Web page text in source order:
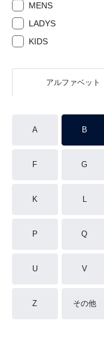
MENS
LADYS
KIDS
アルファベット
A B
F G
K L
P Q
U V
Z その他